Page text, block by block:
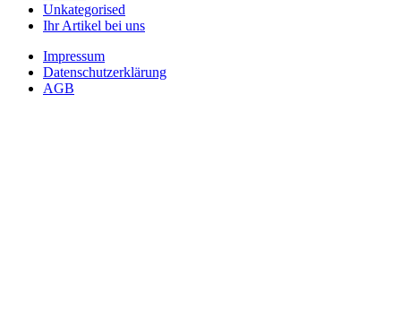
Unkategorised
Ihr Artikel bei uns
Impressum
Datenschutzerklärung
AGB